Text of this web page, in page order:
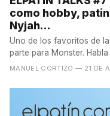
como hobby,
Nyjah...
Uno de los favoritos de
parte para Monster.
MANUEL CORTIZO — 21 DE